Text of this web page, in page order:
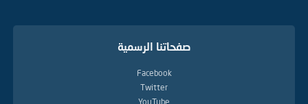
صفحاتنا الرسمية
Facebook
Twitter
YouTube